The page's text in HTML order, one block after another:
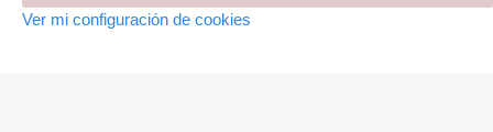
Ver mi configuración de cookies
Condiciones